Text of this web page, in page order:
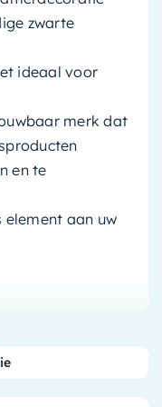
zwarte
ideaal voor
merk dat
en te
aan uw
om je badkamer